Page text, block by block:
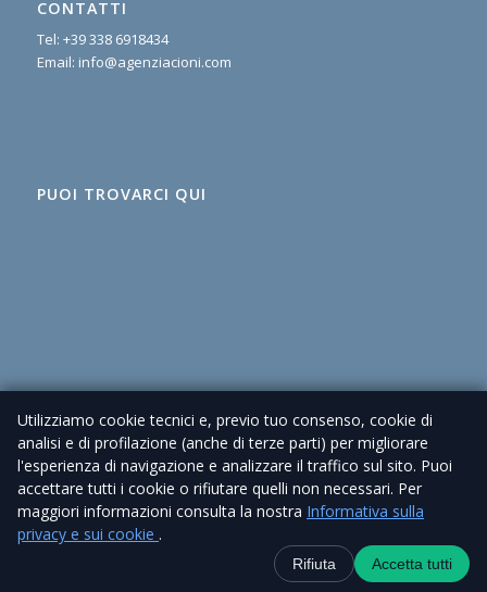
CONTATTI
Tel: +39 338 6918434
Email: info@agenziacioni.com
PUOI TROVARCI QUI
© 2026 Agenzia Immobiliare Cioni – P. IVA 02225630462 |
Utilizziamo cookie tecnici e, previo tuo consenso, cookie di
analisi e di profilazione (anche di terze parti) per migliorare
l'esperienza di navigazione e analizzare il traffico sul sito. Puoi
accettare tutti i cookie o rifiutare quelli non necessari. Per
maggiori informazioni consulta la nostra Informativa sulla
privacy e sui cookie .
Rifiuta Accetta tutti
WhatsApp Canale